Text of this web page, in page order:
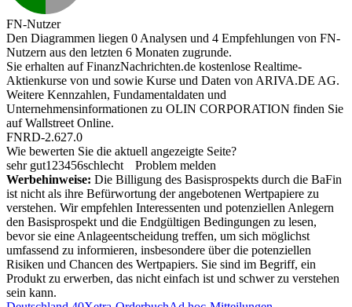
FN-Nutzer
Den Diagrammen liegen 0 Analysen und 4 Empfehlungen von FN-
Nutzern aus den letzten 6 Monaten zugrunde.
Sie erhalten auf FinanzNachrichten.de kostenlose Realtime-
Aktienkurse von und sowie Kurse und Daten von ARIVA.DE AG.
Weitere Kennzahlen, Fundamentaldaten und
Unternehmensinformationen zu OLIN CORPORATION finden Sie
aufWallstreet Online.
FNRD-2.627.0
Wie bewerten Sie die aktuell angezeigte Seite?
sehr gut1 23456schlecht
Problem melden
Werbehinweise: Die Billigung des Basisprospekts durch die BaFin
ist nicht als ihre Befürwortung der angebotenen Wertpapiere zu
verstehen. Wir empfehlen Interessenten und potenziellen Anlegern
den Basisprospekt und die Endgültigen Bedingungen zu lesen,
bevor sie eine Anlageentscheidung treffen, um sich möglichst
umfassend zu informieren, insbesondere über die potenziellen
Risiken und Chancen des Wertpapiers. Sie sind im Begriff, ein
Produkt zu erwerben, das nicht einfach ist und schwer zu verstehen
sein kann.